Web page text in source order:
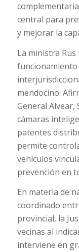
central para
y mejorar la
La ministra
funcionamiento
mendocino.
General Alvear,
cámaras
patentes
permite
vehículos
prevención en
En materia de
coordinado
provincial, la
vecinas al
interviene en